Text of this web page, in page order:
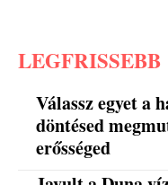
LEGFRISSEBB
Válassz egyet a
döntésed
erősséged